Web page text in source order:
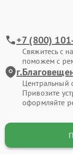
+7 (800)
Свяжитесь с
поможем с
Центральный
Привозите
оформляйте